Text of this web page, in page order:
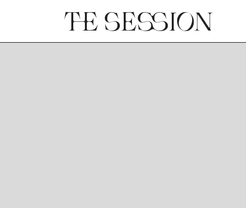
THE SESSION